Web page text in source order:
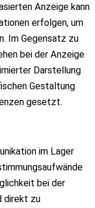
Anzeige kann
erfolgen, um
Im Gegensatz zu
bei der Anzeige
Darstellung
Gestaltung
gesetzt.
im Lager
bei der
direkt zu